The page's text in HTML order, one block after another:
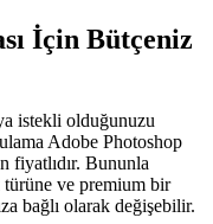
İçin Bütçeniz
istekli olduğunuzu
Adobe Photoshop
fiyatlıdır. Bununla
ve premium bir
bağlı olarak değişebilir.